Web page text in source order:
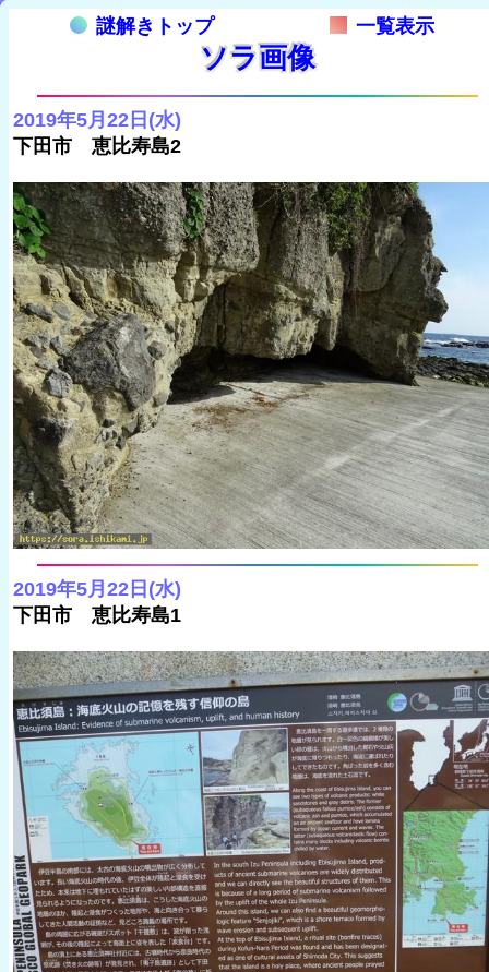
謎解きトップ 一覧表示
ソラ画像
2019年5月22日(水)
下田市 恵比寿島2
2019年5月22日(水)
下田市 恵比寿島1